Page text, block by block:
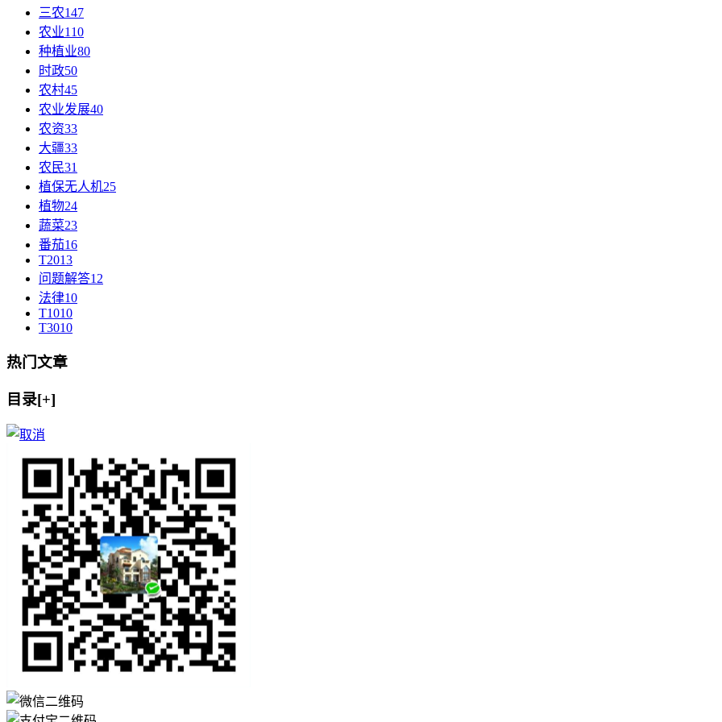
三农147
农业110
种植业80
时政50
农村45
农业发展40
农资33
大疆33
农民31
植保无人机25
植物24
蔬菜23
番茄16
T2013
问题解答12
法律10
T1010
T3010
热门文章
目录[+]